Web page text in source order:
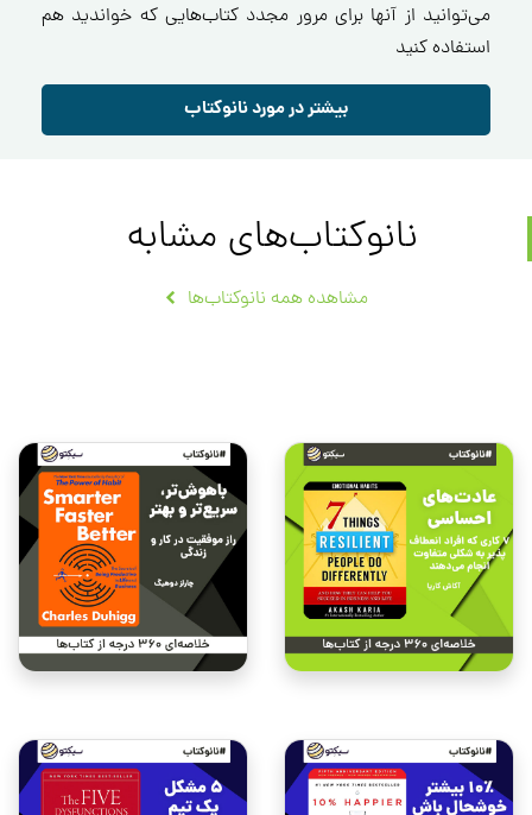
می‌توانید از آنها برای مرور مجدد کتاب‌هایی که خواندید هم
استفاده کنید
بیشتر در مورد نانوکتاب
نانوکتاب‌های مشابه
مشاهده همه نانوکتاب‌ها